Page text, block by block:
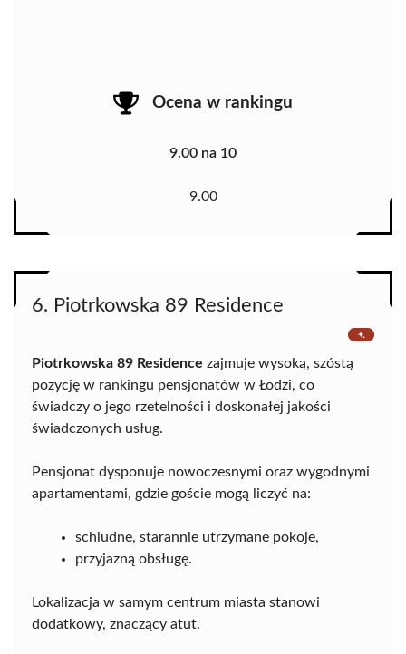
Ocena w rankingu
9.00 na 10
9.00
6. Piotrkowska 89 Residence
Piotrkowska 89 Residence zajmuje wysoką, szóstą
pozycję w rankingu pensjonatów w Łodzi, co
świadczy o jego rzetelności i doskonałej jakości
świadczonych usług.
Pensjonat dysponuje nowoczesnymi oraz wygodnymi
apartamentami, gdzie goście mogą liczyć na:
schludne, starannie utrzymane pokoje,
przyjazną obsługę.
Lokalizacja w samym centrum miasta stanowi
dodatkowy, znaczący atut.